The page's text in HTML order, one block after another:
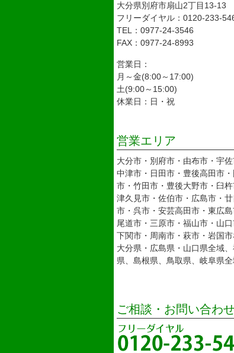
大分県別府市扇山2丁目13-13
フリーダイヤル：0120-233-
TEL：0977-24-3546
FAX：0977-24-8993
営業日：
月～金(8:00～17:00)
土(9:00～15:00)
休業日：日・祝
営業エリア
大分市・別府市・由布市・宇佐
中津市・日田市・豊後高田市
市・竹田市・豊後大野市・臼杵
津久見市・佐伯市・広島市・
市・呉市・安芸高田市・東広島
尾道市・三原市・福山市・山口
下関市・周南市・萩市・岩国
大分県・広島県・山口県全域、
県、島根県、鳥取県、岐阜県
ご相談・お問い合わ